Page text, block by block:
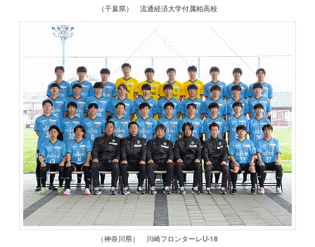
（千葉県） 流通経済大学付属柏高校
（神奈川県） 川崎フロンターレU-18